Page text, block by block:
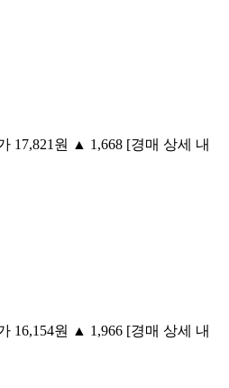
17,821원 ▲ 1,668 [경매 상세 내
16,154원 ▲ 1,966 [경매 상세 내